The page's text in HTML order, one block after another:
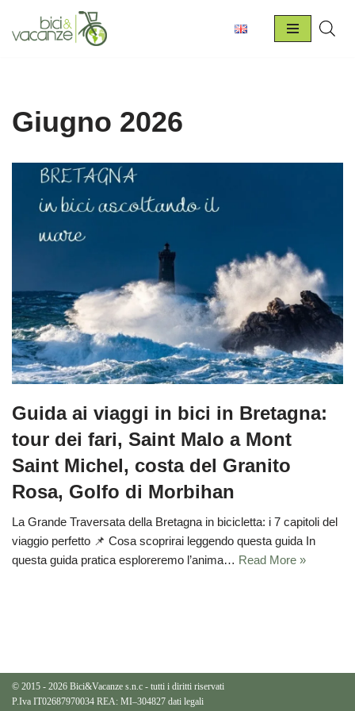
Vai
Giugno 2026
Guida ai viaggi in bici in Bretagna:
tour dei fari, Saint Malo a Mont
Saint Michel, costa del Granito
Rosa, Golfo di Morbihan
La Grande Traversata della Bretagna in bicicletta: i 7 capitoli del
viaggio perfetto 📌 Cosa scoprirai leggendo questa guida In
questa guida pratica esploreremo l’anima… Read More »
© 2015 - 2026 Bici&Vacanze s.n.c - tutti i diritti riservati
P.Iva IT02687970034 REA: MI–304827 dati legali